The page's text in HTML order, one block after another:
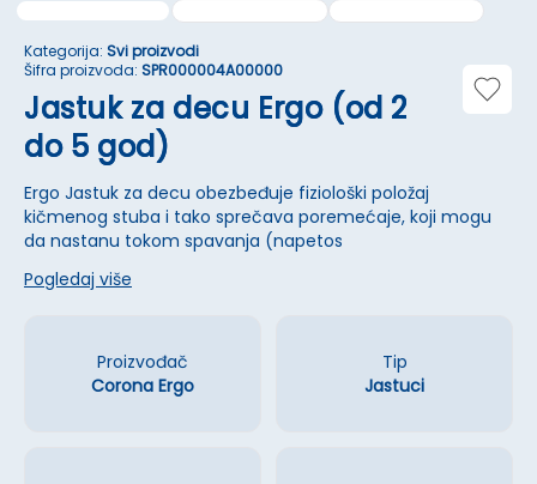
Kategorija: Svi proizvodi
Šifra proizvoda: SPR000004A00000
Jastuk za decu Ergo (od 2
do 5 god)
Ergo Jastuk za decu obezbeđuje fiziološki položaj
kičmenog stuba i tako sprečava poremećaje, koji mogu
da nastanu tokom spavanja (napetos
Pogledaj više
Proizvođač
Corona Ergo
Tip
Jastuci